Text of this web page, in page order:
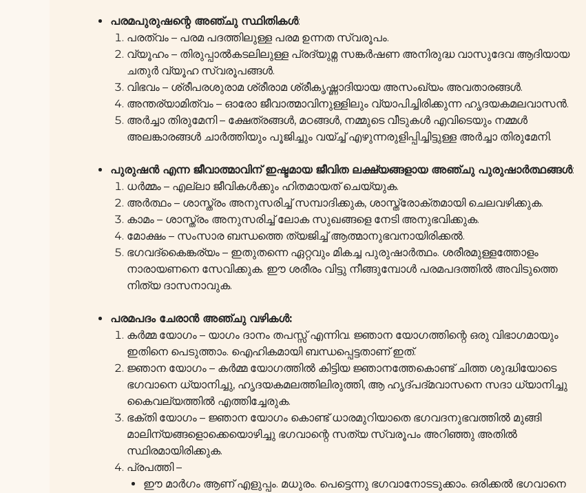
പരമപുരുഷന്റെ അഞ്ചു സ്ഥിതികൾ:
പരത്വം – പരമ പദത്തിലുള്ള പരമ ഉന്നത സ്വരൂപം.
വ്യൂഹം – തിരുപ്പാൽകടലിലുള്ള പ്രദ്യുമ്ന സങ്കർഷണ അനിരുദ്ധ വാസുദേവ ആദിയായ
ചതുർ വ്യൂഹ സ്വരൂപങ്ങൾ.
വിഭവം – ശ്രീപരശുരാമ ശ്രീരാമ ശ്രീകൃഷ്ണാദിയായ അസംഖ്യം അവതാരങ്ങൾ.
അന്തര്യാമിത്വം – ഓരോ ജീവാത്മാവിനുള്ളിലും വ്യാപിച്ചിരിക്കുന്ന ഹൃദയകമലവാസൻ.
അർച്ചാ തിരുമേനി – ക്ഷേത്രങ്ങൾ, മഠങ്ങൾ, നമ്മുടെ വീടുകൾ എവിടെയും നമ്മൾ
അലങ്കാരങ്ങൾ ചാർത്തിയും പൂജിച്ചും വയ്‌ച്ച് എഴുന്നരുളിപ്പിച്ചിട്ടുള്ള അർച്ചാ തിരുമേനി.
പുരുഷൻ എന്ന ജീവാത്മാവിന് ഇഷ്ടമായ ജീവിത ലക്ഷ്യങ്ങളായ അഞ്ചു പുരുഷാർത്ഥങ്ങൾ:
ധർമ്മം – എല്ലാ ജീവികൾക്കും ഹിതമായത് ചെയ്യുക.
അർത്ഥം – ശാസ്ത്രം അനുസരിച്ച് സമ്പാദിക്കുക, ശാസ്ത്രോക്തമായി ചെലവഴിക്കുക.
കാമം – ശാസ്ത്രം അനുസരിച്ച് ലോക സുഖങ്ങളെ നേടി അനുഭവിക്കുക.
മോക്ഷം – സംസാര ബന്ധത്തെ ത്യജിച്ച് ആത്മാനുഭവനായിരിക്കൽ.
ഭഗവദ്കൈങ്കര്യം – ഇതുതന്നെ ഏറ്റവും മികച്ച പുരുഷാർത്ഥം. ശരീരമുള്ളത്തോളം
നാരായണനെ സേവിക്കുക. ഈ ശരീരം വിട്ടു നീങ്ങുമ്പോൾ പരമപദത്തിൽ അവിടുത്തെ
നിത്യ ദാസനാവുക.
പരമപദം ചേരാൻ അഞ്ചു വഴികൾ:
കർമ്മ യോഗം – യാഗം ദാനം തപസ്സ് എന്നിവ. ജ്ഞാന യോഗത്തിന്റെ ഒരു വിഭാഗമായും
ഇതിനെ പെടുത്താം. ഐഹികമായി ബന്ധപ്പെട്ടതാണ് ഇത്.
ജ്ഞാന യോഗം – കർമ്മ യോഗത്തിൽ കിട്ടിയ ജ്ഞാനത്തേകൊണ്ട് ചിത്ത ശുദ്ധിയോടെ
ഭഗവാനെ ധ്യാനിച്ചു, ഹൃദയകമലത്തിലിരുത്തി, ആ ഹൃദ്പദ്മവാസനെ സദാ ധ്യാനിച്ചു
കൈവല്യത്തിൽ എത്തിച്ചേരുക.
ഭക്തി യോഗം – ജ്ഞാന യോഗം കൊണ്ട് ധാരമുറിയാതെ ഭഗവദനുഭവത്തിൽ മുങ്ങി
മാലിന്യങ്ങളൊക്കെയൊഴിച്ചു ഭഗവാന്റെ സത്യ സ്വരൂപം അറിഞ്ഞു അതിൽ
സ്ഥിരമായിരിക്കുക.
പ്രപത്തി –
ഈ മാർഗം ആണ് എളുപ്പം. മധുരം. പെട്ടെന്നു ഭഗവാനോടടുക്കാം. ഒരിക്കൽ ഭഗവാനെ